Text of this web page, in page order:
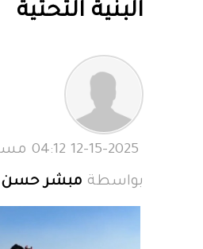
البنية التحتية
بواسطة مبشر حسن